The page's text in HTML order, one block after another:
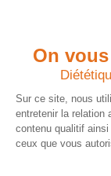
On
Sur ce site, nous
entretenir la relation
contenu qualitif
ceux que vous
Quels avantages
Chaque don
association
publique comme
déductible jusqu’à
sur le revenu.
déduction,